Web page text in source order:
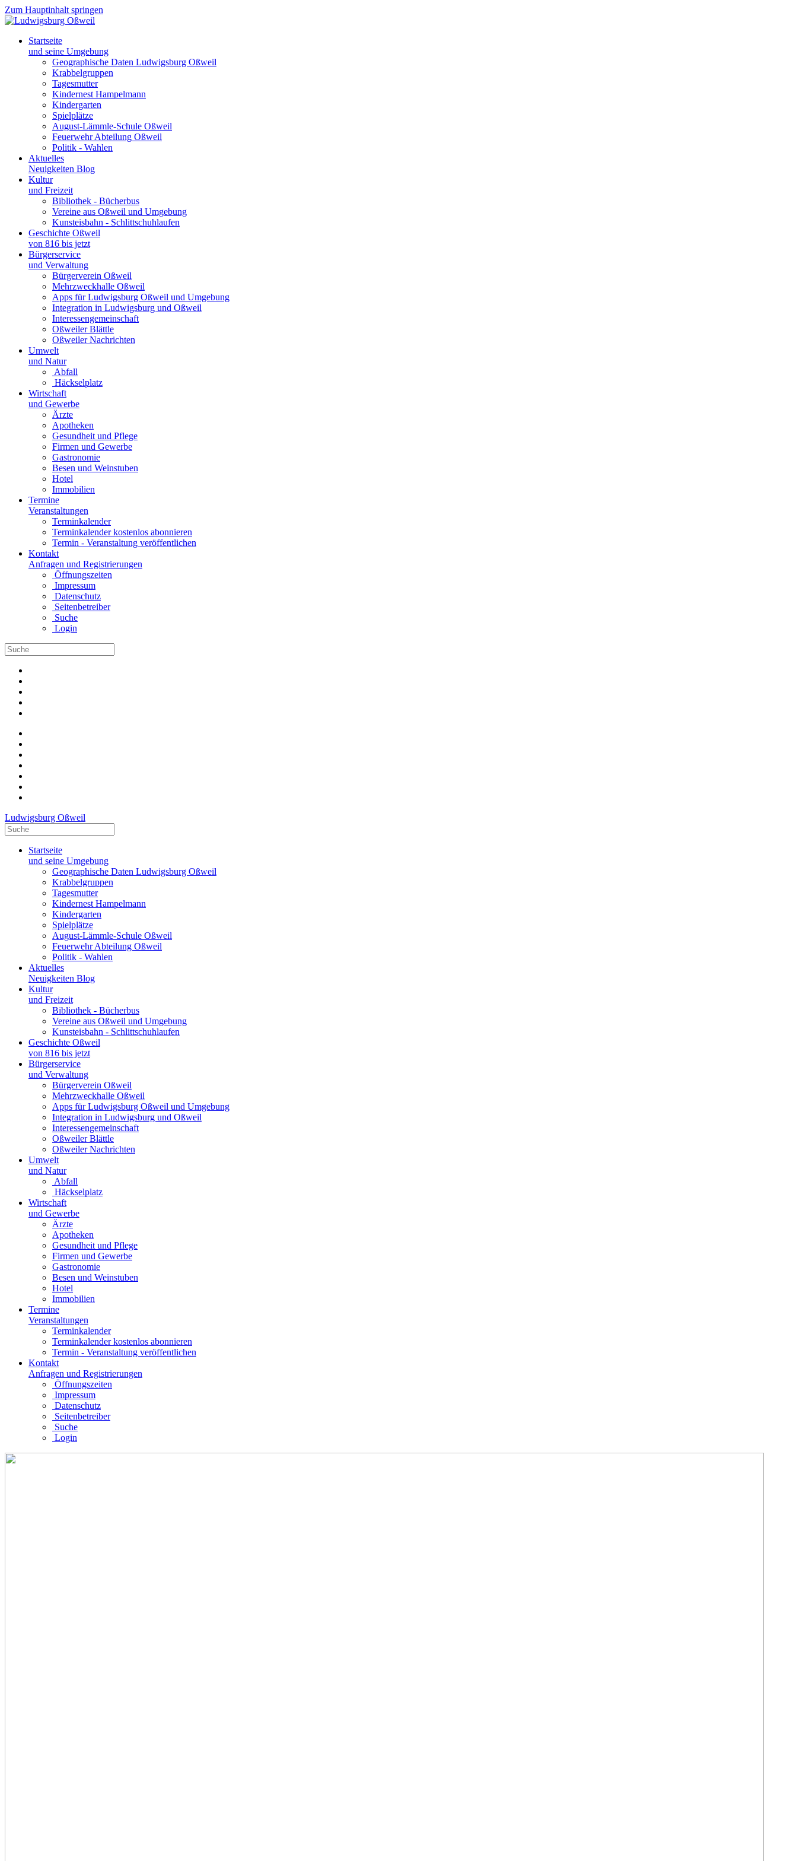
Zum Hauptinhalt springen
Startseite
und seine Umgebung
Geographische Daten Ludwigsburg Oßweil
Krabbelgruppen
Tagesmutter
Kindernest Hampelmann
Kindergarten
Spielplätze
August-Lämmle-Schule Oßweil
Feuerwehr Abteilung Oßweil
Politik - Wahlen
Aktuelles
Neuigkeiten Blog
Kultur
und Freizeit
Bibliothek - Bücherbus
Vereine aus Oßweil und Umgebung
Kunsteisbahn - Schlittschuhlaufen
Geschichte Oßweil
von 816 bis jetzt
Bürgerservice
und Verwaltung
Bürgerverein Oßweil
Mehrzweckhalle Oßweil
Apps für Ludwigsburg Oßweil und Umgebung
Integration in Ludwigsburg und Oßweil
Interessengemeinschaft
Oßweiler Blättle
Oßweiler Nachrichten
Umwelt
und Natur
Abfall
Häckselplatz
Wirtschaft
und Gewerbe
Ärzte
Apotheken
Gesundheit und Pflege
Firmen und Gewerbe
Gastronomie
Besen und Weinstuben
Hotel
Immobilien
Termine
Veranstaltungen
Terminkalender
Terminkalender kostenlos abonnieren
Termin - Veranstaltung veröffentlichen
Kontakt
Anfragen und Registrierungen
Öffnungszeiten
Impressum
Datenschutz
Seitenbetreiber
Suche
Login
Ludwigsburg Oßweil
Startseite
und seine Umgebung
Geographische Daten Ludwigsburg Oßweil
Krabbelgruppen
Tagesmutter
Kindernest Hampelmann
Kindergarten
Spielplätze
August-Lämmle-Schule Oßweil
Feuerwehr Abteilung Oßweil
Politik - Wahlen
Aktuelles
Neuigkeiten Blog
Kultur
und Freizeit
Bibliothek - Bücherbus
Vereine aus Oßweil und Umgebung
Kunsteisbahn - Schlittschuhlaufen
Geschichte Oßweil
von 816 bis jetzt
Bürgerservice
und Verwaltung
Bürgerverein Oßweil
Mehrzweckhalle Oßweil
Apps für Ludwigsburg Oßweil und Umgebung
Integration in Ludwigsburg und Oßweil
Interessengemeinschaft
Oßweiler Blättle
Oßweiler Nachrichten
Umwelt
und Natur
Abfall
Häckselplatz
Wirtschaft
und Gewerbe
Ärzte
Apotheken
Gesundheit und Pflege
Firmen und Gewerbe
Gastronomie
Besen und Weinstuben
Hotel
Immobilien
Termine
Veranstaltungen
Terminkalender
Terminkalender kostenlos abonnieren
Termin - Veranstaltung veröffentlichen
Kontakt
Anfragen und Registrierungen
Öffnungszeiten
Impressum
Datenschutz
Seitenbetreiber
Suche
Login